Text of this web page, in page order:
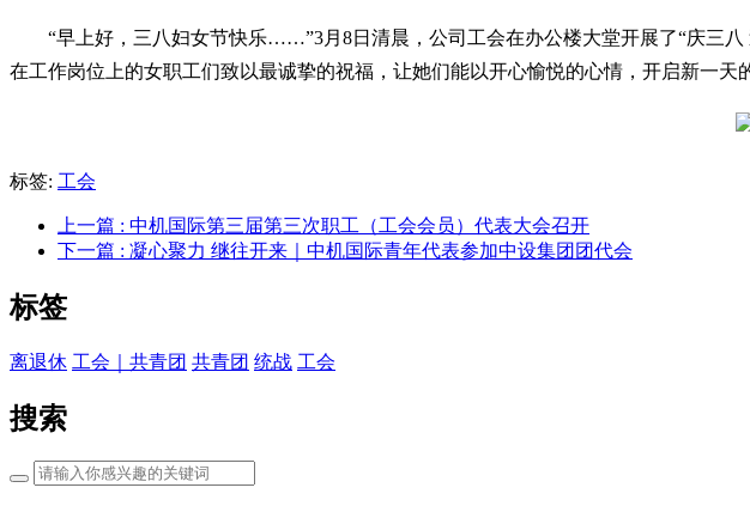
“早上好，三八妇女节快乐……”3月8日清晨，公司工会在办公楼大堂开展了“庆三
在工作岗位上的女职工们致以最诚挚的祝福，让她们能以开心愉悦的心情，开启新一
标签: 工会
上一篇 : 中机国际第三届第三次职工（工会会员）代表大会召开
下一篇 : 凝心聚力 继往开来｜中机国际青年代表参加中设集团团代会
标签
离退休 工会｜共青团 共青团 统战 工会
搜索